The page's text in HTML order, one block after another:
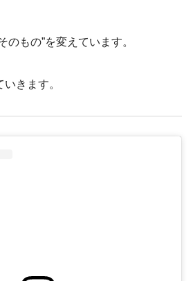
のもの”を変えています。
きます。